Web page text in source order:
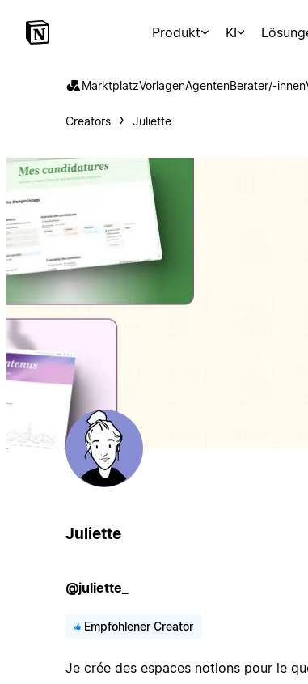
Produkt KI
MarktplatzVorlagenAgentenBerater/-innen
Creators Juliette
Juliette
@juliette_
Empfohlener Creator
Je crée des espaces notions pour le